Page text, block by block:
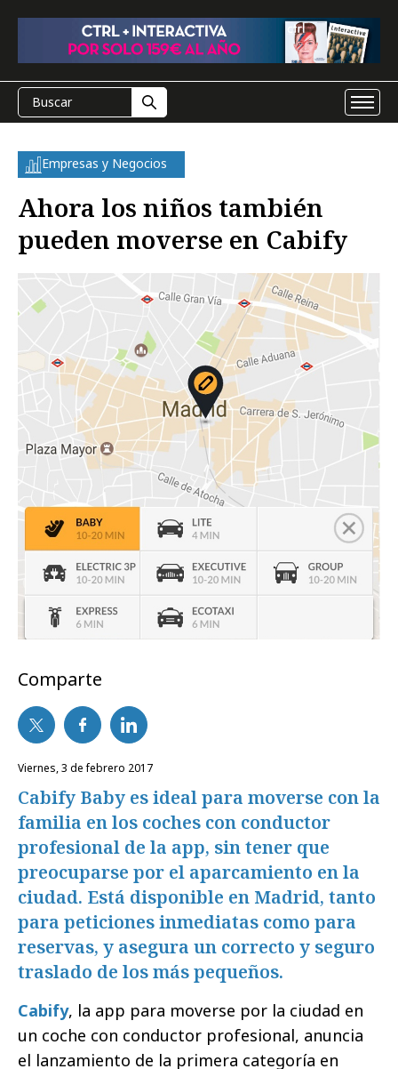
Empresas y Negocios
Ahora los niños también
pueden moverse en Cabify
Comparte
viernes, 3 de febrero 2017
Cabify Baby es ideal para moverse con la
familia en los coches con conductor
profesional de la app, sin tener que
preocuparse por el aparcamiento en la
ciudad. Está disponible en Madrid, tanto
para peticiones inmediatas como para
reservas, y asegura un correcto y seguro
traslado de los más pequeños.
Cabify, la app para moverse por la ciudad en
un coche con conductor profesional, anuncia
el lanzamiento de la primera categoría en